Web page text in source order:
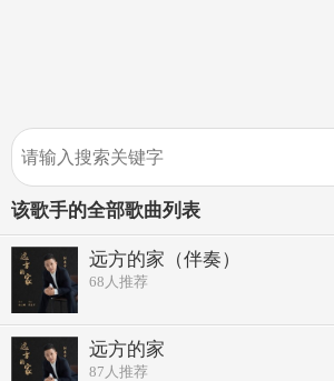
该歌手的全部歌曲列表
远方的家（伴奏）
68 人推荐
远方的家
87 人推荐